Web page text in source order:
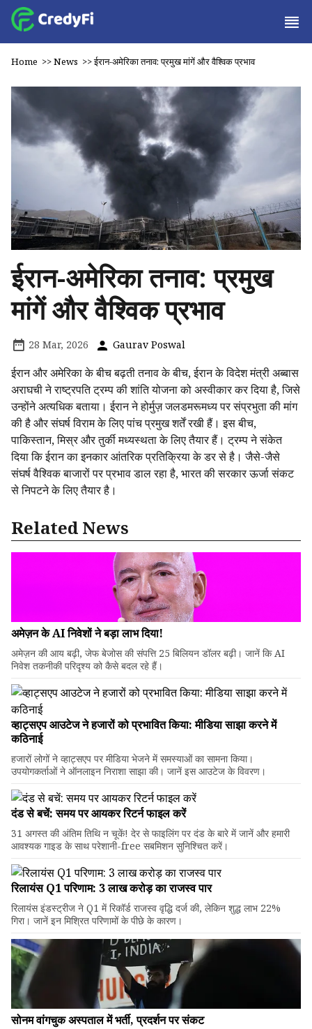
Home >>News >>ईरान-अमेरिका तनाव: प्रमुख मांगें और वैश्विक प्रभाव
ईरान-अमेरिका तनाव: प्रमुख
मांगें और वैश्विक प्रभाव
28 Mar, 2026 Gaurav Poswal
ईरान और अमेरिका के बीच बढ़ती तनाव के बीच, ईरान के विदेश मंत्री अब्बास
अराघची ने राष्ट्रपति ट्रम्प की शांति योजना को अस्वीकार कर दिया है, जिसे
उन्होंने अत्यधिक बताया। ईरान ने होर्मुज़ जलडमरूमध्य पर संप्रभुता की मांग
की है और संघर्ष विराम के लिए पांच प्रमुख शर्तें रखी हैं। इस बीच,
पाकिस्तान, मिस्र और तुर्की मध्यस्थता के लिए तैयार हैं। ट्रम्प ने संकेत
दिया कि ईरान का इनकार आंतरिक प्रतिक्रिया के डर से है। जैसे-जैसे
संघर्ष वैश्विक बाजारों पर प्रभाव डाल रहा है, भारत की सरकार ऊर्जा संकट
से निपटने के लिए तैयार है।
Related News
अमेज़न के AI निवेशों ने बड़ा लाभ दिया!
अमेज़न की आय बढ़ी, जेफ बेजोस की संपत्ति 25 बिलियन डॉलर बढ़ी। जानें कि AI
निवेश तकनीकी परिदृश्य को कैसे बदल रहे हैं।
व्हाट्सएप आउटेज ने हजारों को प्रभावित किया: मीडिया साझा करने में
कठिनाई
हजारों लोगों ने व्हाट्सएप पर मीडिया भेजने में समस्याओं का सामना किया।
उपयोगकर्ताओं ने ऑनलाइन निराशा साझा की। जानें इस आउटेज के विवरण।
दंड से बचें: समय पर आयकर रिटर्न फाइल करें
31 अगस्त की अंतिम तिथि न चूकें! देर से फाइलिंग पर दंड के बारे में जानें और हमारी
आवश्यक गाइड के साथ परेशानी-free सबमिशन सुनिश्चित करें।
रिलायंस Q1 परिणाम: ₹3 लाख करोड़ का राजस्व पार
रिलायंस इंडस्ट्रीज ने Q1 में रिकॉर्ड राजस्व वृद्धि दर्ज की, लेकिन शुद्ध लाभ 22%
गिरा। जानें इन मिश्रित परिणामों के पीछे के कारण।
सोनम वांगचुक अस्पताल में भर्ती, प्रदर्शन पर संकट